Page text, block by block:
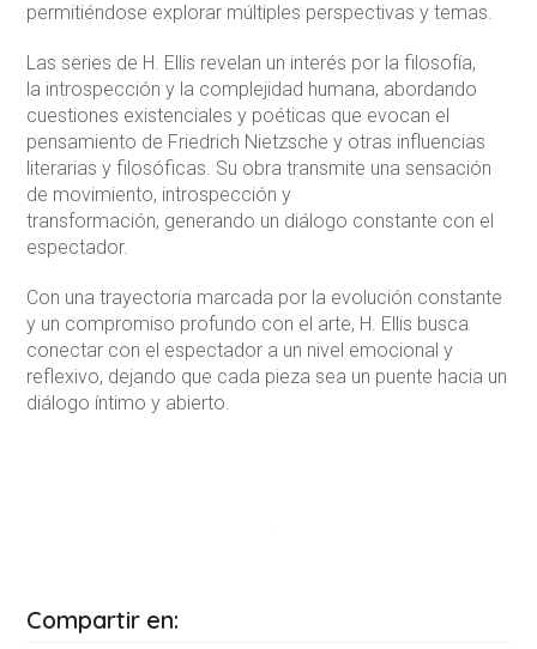
permitiéndose explorar múltiples perspectivas y temas.
Las series de H. Ellis revelan un interés por la filosofía,
la introspección y la complejidad humana, abordando
cuestiones existenciales y poéticas que evocan el
pensamiento de Friedrich Nietzsche y otras influencias
literarias y filosóficas. Su obra transmite una sensación
de movimiento, introspección y
transformación, generando un diálogo constante con el
espectador.
Con una trayectoria marcada por la evolución constante
y un compromiso profundo con el arte, H. Ellis busca
conectar con el espectador a un nivel emocional y
reflexivo, dejando que cada pieza sea un puente hacia un
diálogo íntimo y abierto.
Compartir en: